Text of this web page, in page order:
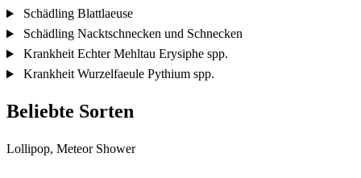
Schädling Blattlaeuse
Schädling Nacktschnecken und Schnecken
Krankheit Echter Mehltau Erysiphe spp.
Krankheit Wurzelfaeule Pythium spp.
Beliebte Sorten
Lollipop, Meteor Shower